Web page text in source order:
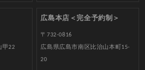
甲22
広島本店＜完全予約制＞
〒732-0816
広島県広島市南区比治山本町15-
20